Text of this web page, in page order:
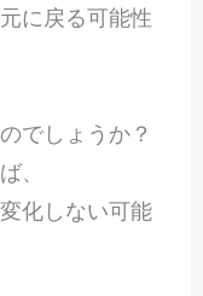
に戻る可能性
でしょうか？
、
化しない可能